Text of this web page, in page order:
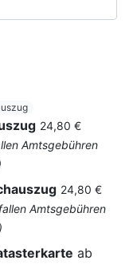
24,80 €
Amtsgebühren
24,80 €
Amtsgebühren
ab